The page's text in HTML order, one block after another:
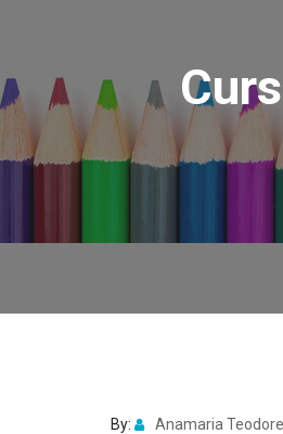
By: Anamaria